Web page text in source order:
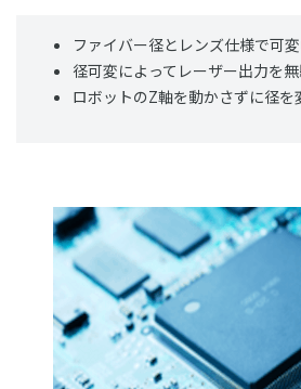
ファイバー径とレンズ仕様で可
径可変によってレーザー出力を
ロボットのZ軸を動かさずに径を